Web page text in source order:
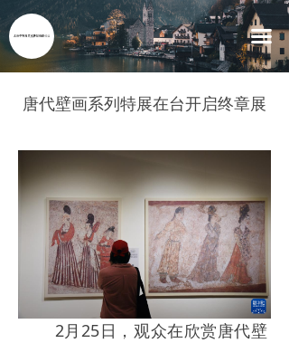
끀
首页
要闻特稿
乡村新貌
休闲旅游
先锋人物
唐代壁画系列特展在台开启终章展
2月25日，观众在欣赏唐代壁